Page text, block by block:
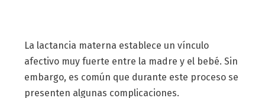
La lactancia materna establece un vínculo
afectivo muy fuerte entre la madre y el bebé. Sin
embargo, es común que durante este proceso se
presenten algunas complicaciones.